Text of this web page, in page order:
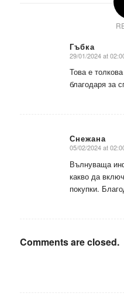
Гъбка
says:
29/01/2024 at
Това е
благодаря за
Снежана
says:
05/02/2024 at
Вълнуваща
какво да
покупки.
Comments are closed.